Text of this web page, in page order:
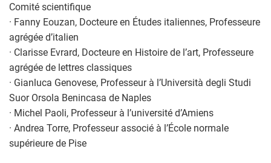
Comité scientifique
· Fanny Eouzan, Docteure en Études italiennes, Professeure
agrégée d’italien
· Clarisse Evrard, Docteure en Histoire de l’art, Professeure
agrégée de lettres classiques
· Gianluca Genovese, Professeur à l’Università degli Studi
Suor Orsola Benincasa de Naples
· Michel Paoli, Professeur à l’université d’Amiens
· Andrea Torre, Professeur associé à l’École normale
supérieure de Pise